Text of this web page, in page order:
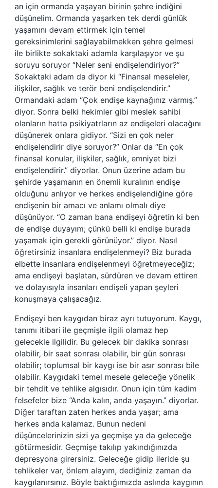
an için ormanda yaşayan birinin şehre indiğini
düşünelim. Ormanda yaşarken tek derdi günlük
yaşamını devam ettirmek için temel
gereksinimlerini sağlayabilmekken şehre gelmesi
ile birlikte sokaktaki adamla karşılaşıyor ve şu
soruyu soruyor “Neler seni endişelendiriyor?”
Sokaktaki adam da diyor ki “Finansal meseleler,
ilişkiler, sağlık ve terör beni endişelendirir.”
Ormandaki adam “Çok endişe kaynağınız varmış.”
diyor. Sonra belki hekimler gibi meslek sahibi
olanların hatta psikiyatrların az endişeleri olacağını
düşünerek onlara gidiyor. “Sizi en çok neler
endişelendirir diye soruyor?” Onlar da “En çok
finansal konular, ilişkiler, sağlık, emniyet bizi
endişelendirir.” diyorlar. Onun üzerine adam bu
şehirde yaşamanın en önemli kuralının endişe
olduğunu anlıyor ve herkes endişelendiğine göre
endişenin bir amacı ve anlamı olmalı diye
düşünüyor. “O zaman bana endişeyi öğretin ki ben
de endişe duyayım; çünkü belli ki endişe burada
yaşamak için gerekli görünüyor.” diyor. Nasıl
öğretirsiniz insanlara endişelenmeyi? Biz burada
elbette insanlara endişelenmeyi öğretmeyeceğiz;
ama endişeyi başlatan, sürdüren ve devam ettiren
ve dolayısıyla insanları endişeli yapan şeyleri
konuşmaya çalışacağız.
Endişeyi ben kaygıdan biraz ayrı tutuyorum. Kaygı,
tanımı itibari ile geçmişle ilgili olamaz hep
gelecekle ilgilidir. Bu gelecek bir dakika sonrası
olabilir, bir saat sonrası olabilir, bir gün sonrası
olabilir; toplumsal bir kaygı ise bir asır sonrası bile
olabilir. Kaygıdaki temel mesele geleceğe yönelik
bir tehdit ve tehlike algısıdır. Onun için tüm kadim
felsefeler bize “Anda kalın, anda yaşayın.” diyorlar.
Diğer taraftan zaten herkes anda yaşar; ama
herkes anda kalamaz. Bunun nedeni
düşüncelerinizin sizi ya geçmişe ya da geleceğe
götürmesidir. Geçmişe takılıp yakındığınızda
depresyona girersiniz. Geleceğe gidip ileride şu
tehlikeler var, önlem alayım, dediğiniz zaman da
kaygılanırsınız. Böyle baktığımızda aslında kaygının